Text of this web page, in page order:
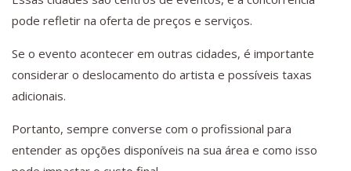
pode refletir na oferta de preços e serviços.
Se o evento acontecer em outras cidades, é importante
considerar o deslocamento do artista e possíveis taxas
adicionais.
Portanto, sempre converse com o profissional para
entender as opções disponíveis na sua área e como isso